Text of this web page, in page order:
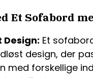
Et Sofabord
Design: Et
design, der
med forskellige